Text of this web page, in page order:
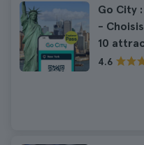
Go City
-
10
4.6